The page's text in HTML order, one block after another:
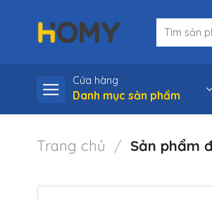
kiếm:
Cửa hàng
Danh mục sản phẩm
Trang chủ / Sản phẩm